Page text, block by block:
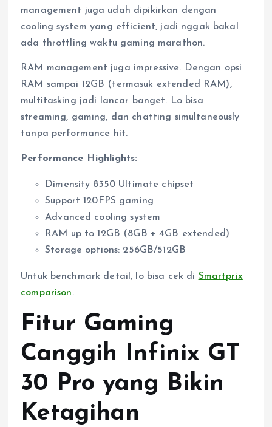
management juga udah dipikirkan dengan
cooling system yang efficient, jadi nggak bakal
ada throttling waktu gaming marathon.
RAM management juga impressive. Dengan opsi
RAM sampai 12GB (termasuk extended RAM),
multitasking jadi lancar banget. Lo bisa
streaming, gaming, dan chatting simultaneously
tanpa performance hit.
Performance Highlights:
Dimensity 8350 Ultimate chipset
Support 120FPS gaming
Advanced cooling system
RAM up to 12GB (8GB + 4GB extended)
Storage options: 256GB/512GB
Untuk benchmark detail, lo bisa cek di Smartprix
comparison.
Fitur Gaming
Canggih Infinix GT
30 Pro yang Bikin
Ketagihan